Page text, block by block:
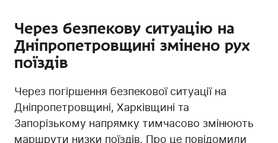
Через безпекову ситуацію на
Дніпропетровщині змінено рух
поїздів
Через погіршення безпекової ситуації на
Дніпропетровщині, Харківщині та
Запорізькому напрямку тимчасово змінюють
маршрути низки поїздів. Про це повідомили